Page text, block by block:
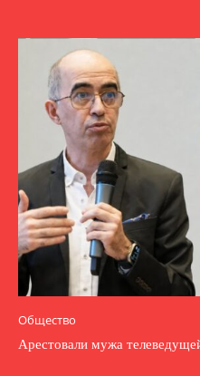
Общество
Арестовали мужа